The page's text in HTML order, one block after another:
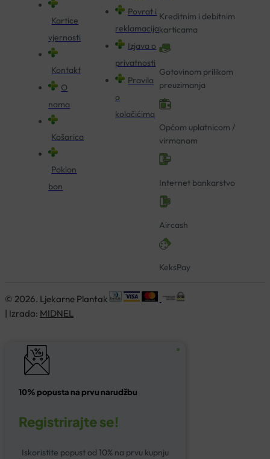
Kartice
vjernosti
Kontakt
O
nama
Košarica
Poklon
bon
Povrat i
reklamacija
Izjava o
privatnosti
Pravila
o
kolačićima
Kreditnim i debitnim
karticama
Gotovinom prilikom
preuzimanja
Općom uplatnicom /
virmanom
Internet bankarstvo
Aircash
KeksPay
© 2026. Ljekarne Plantak
| Izrada: MIDNEL
10% popusta na prvu narudžbu
Registrirajte se!
Iskoristite popust od 10% na prvu kupnju